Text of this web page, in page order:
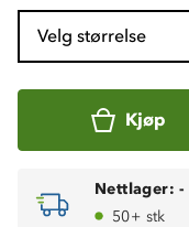
Velg størrelse
Kjøp
Nettlager: -
50+ stk